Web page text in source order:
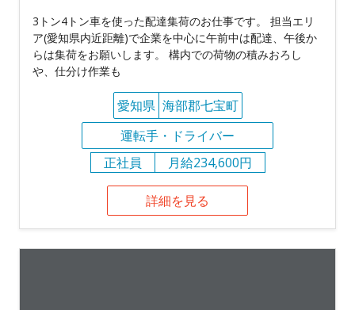
3トン4トン車を使った配達集荷のお仕事です。 担当エリ
ア(愛知県内近距離)で企業を中心に午前中は配達、午後か
らは集荷をお願いします。 構内での荷物の積みおろし
や、仕分け作業も
愛知県 海部郡七宝町
運転手・ドライバー
正社員
月給234,600円
詳細を見る